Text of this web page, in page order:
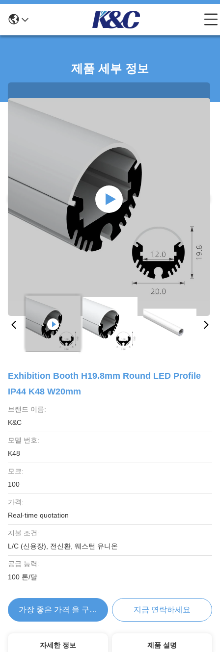
제품 세부 정보
Exhibition Booth H19.8mm Round LED Profile
IP44 K48 W20mm
브랜드 이름:
K&C
모델 번호:
K48
모크:
100
가격:
Real-time quotation
지불 조건:
L/C (신용장), 전신환, 웨스턴 유니온
공급 능력:
100 톤/달
가장 좋은 가격 을 구하라 지금 연락하세요
자세한 정보 제품 설명